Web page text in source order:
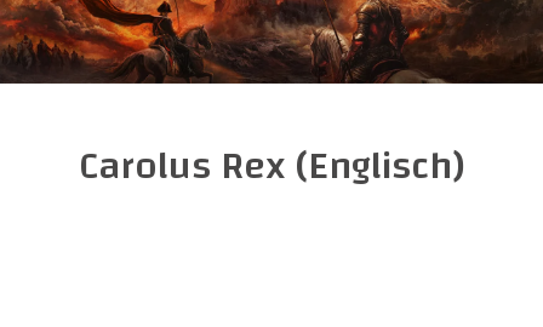
Carolus Rex (Englisch)